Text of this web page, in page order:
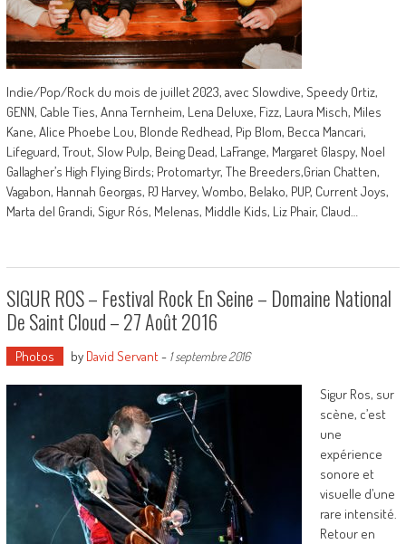
Indie/Pop/Rock du mois de juillet 2023, avec Slowdive, Speedy Ortiz,
GENN, Cable Ties, Anna Ternheim, Lena Deluxe, Fizz, Laura Misch, Miles
Kane, Alice Phoebe Lou, Blonde Redhead, Pip Blom, Becca Mancari,
Lifeguard, Trout, Slow Pulp, Being Dead, LaFrange, Margaret Glaspy, Noel
Gallagher’s High Flying Birds; Protomartyr, The Breeders,Grian Chatten,
Vagabon, Hannah Georgas, PJ Harvey, Wombo, Belako, PUP, Current Joys,
Marta del Grandi, Sigur Rós, Melenas, Middle Kids, Liz Phair, Claud…
SIGUR ROS – Festival Rock En Seine – Domaine National
De Saint Cloud – 27 Août 2016
Photos by David Servant- 1 septembre 2016
Sigur Ros, sur
scène, c’est
une
expérience
sonore et
visuelle d’une
rare intensité.
Retour en